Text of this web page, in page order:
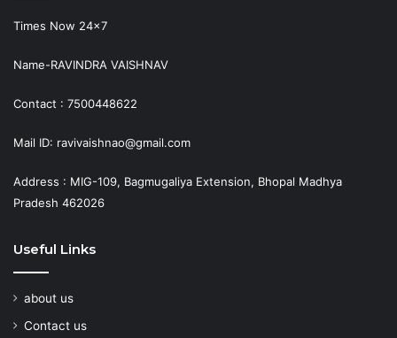
Times Now 24×7
Name-RAVINDRA VAISHNAV
Contact : 7500448622
Mail ID: ravivaishnao@gmail.com
Address : MIG-109, Bagmugaliya Extension, Bhopal Madhya
Pradesh 462026
Useful Links
about us
Contact us